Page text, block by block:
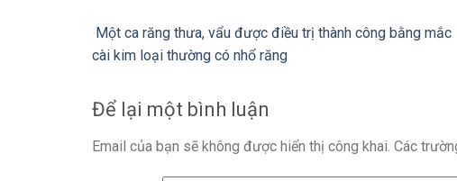
Một ca răng thưa, vẩu được điều trị thành công bằng mắc
cài kim loại thường có nhổ răng
Để lại một bình luận
Email của bạn sẽ không được hiển thị công khai. Các